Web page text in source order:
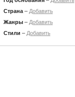
Страна– Добавить
Жанры– Добавить
Стили – Добавить